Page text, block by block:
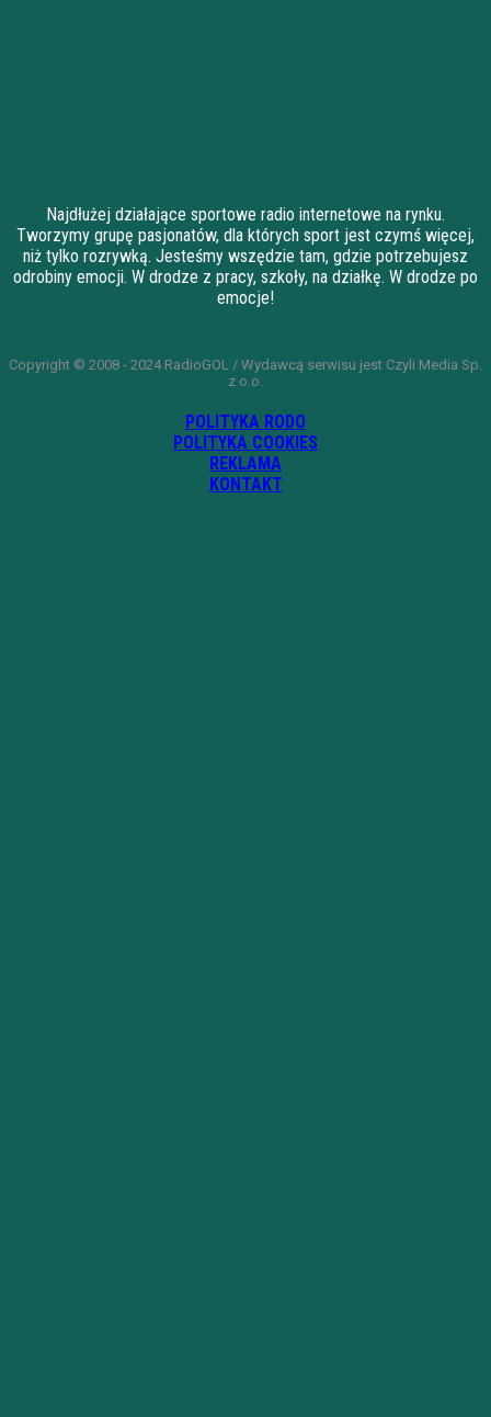
Najdłużej działające sportowe radio internetowe na rynku.
Tworzymy grupę pasjonatów, dla których sport jest czymś więcej,
niż tylko rozrywką. Jesteśmy wszędzie tam, gdzie potrzebujesz
odrobiny emocji. W drodze z pracy, szkoły, na działkę. W drodze po
emocje!
Copyright © 2008 - 2024 RadioGOL / Wydawcą serwisu jest Czyli Media Sp.
z o.o.
POLITYKA RODO
POLITYKA COOKIES
REKLAMA
KONTAKT